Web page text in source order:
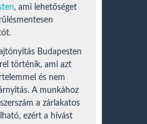
, ami lehetőséget
Budapesten
történik, ami azt
és nem
A munkához
a zárlakatos
ezért a hívást